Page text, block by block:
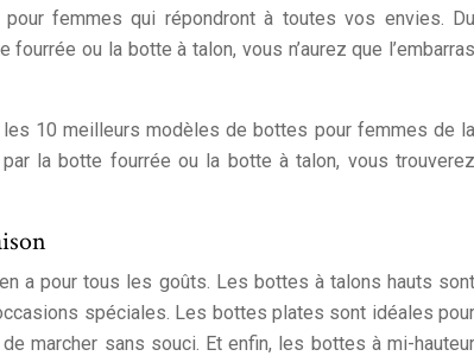
femmes qui répondront à toutes vos envies. Du
ou la botte à talon, vous n’aurez que l’embarras
10 meilleurs modèles de bottes pour femmes de la
la botte fourrée ou la botte à talon, vous trouverez
a pour tous les goûts. Les bottes à talons hauts sont
spéciales. Les bottes plates sont idéales pour
marcher sans souci. Et enfin, les bottes à mi-hauteur